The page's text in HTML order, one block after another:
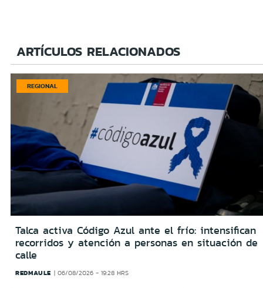
ARTÍCULOS RELACIONADOS
REGIONAL
Talca activa Código Azul ante el frío: intensifican
recorridos y atención a personas en situación de
calle
REDMAULE 06/08/2026 - 19:28 HRS